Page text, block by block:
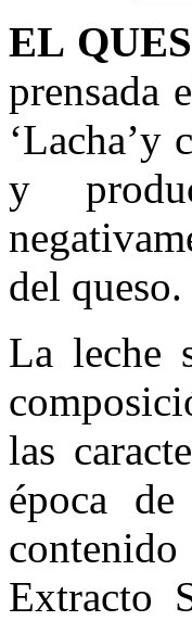
EL
prensada
‘Lacha’y
y
del queso.
La leche
las
época
Extracto